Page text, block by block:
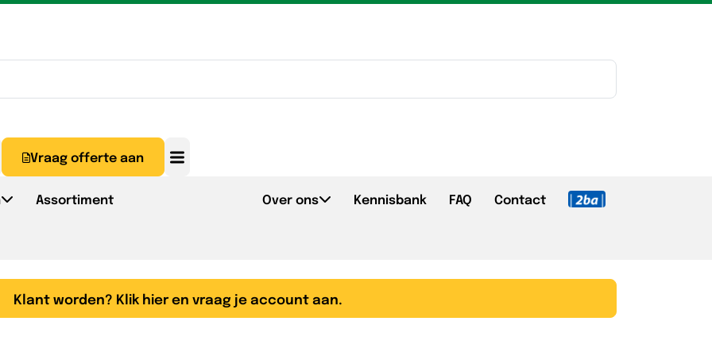
Vraag offerte aan
Assortiment Over ons Kennisbank FAQ Contact
Klant worden? Klik hier en vraag je account aan.